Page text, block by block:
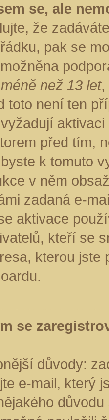
se, ale
že
pak se
než 13 let,
toto není ten
před tím,
k tomuto
v něm
zadaná e-
aktivace
kteří se
kterou jste
se
důvody:
e-mail, který